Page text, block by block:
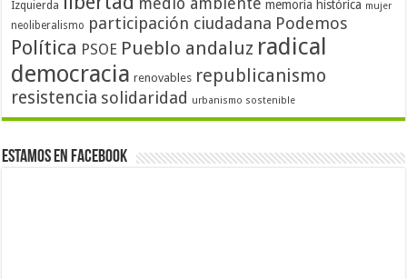
Izquierda memoria histórica mujer
neoliberalismo participación ciudadana Podemos
Política PSOE Pueblo andaluz radical
democracia renovables republicanismo
resistencia solidaridad urbanismo sostenible
Estamos en Facebook